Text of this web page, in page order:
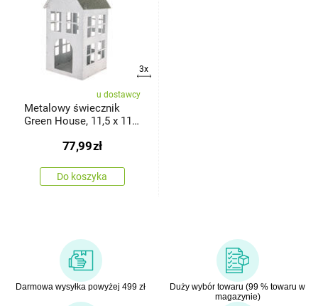
3x
u dostawcy
Metalowy świecznik
Green House, 11,5 x 11,5
77,99zł
Do koszyka
Darmowa wysyłka powyżej 499 zł
Duży wybór towaru (99 % towaru w
magazynie)